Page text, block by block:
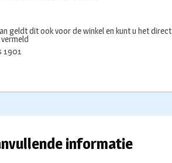
geldt dit ook voor de winkel en kunt u het direct
1901
informatie